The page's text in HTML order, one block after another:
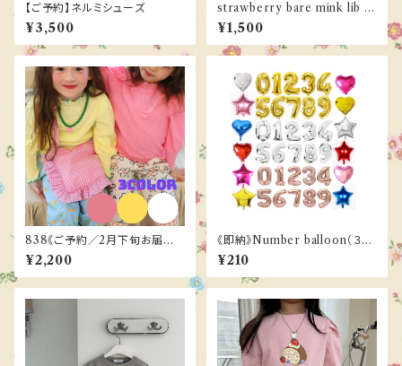
【ご予約】ネルミシューズ
¥3,500
strawberry bare mink lib /
アニマル / リブ
¥1,500
838《ご予約／2月下旬お届け》
nana tee ／BONNE 87-124
cm
¥2,200
《即納》Number balloon（３co
lor）
¥210